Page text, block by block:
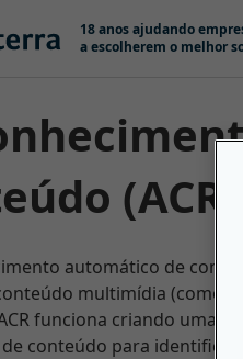
18 anos ajudando
a escolherem o melhor
automático de
multimídia (como
funciona criando uma
conteúdo para